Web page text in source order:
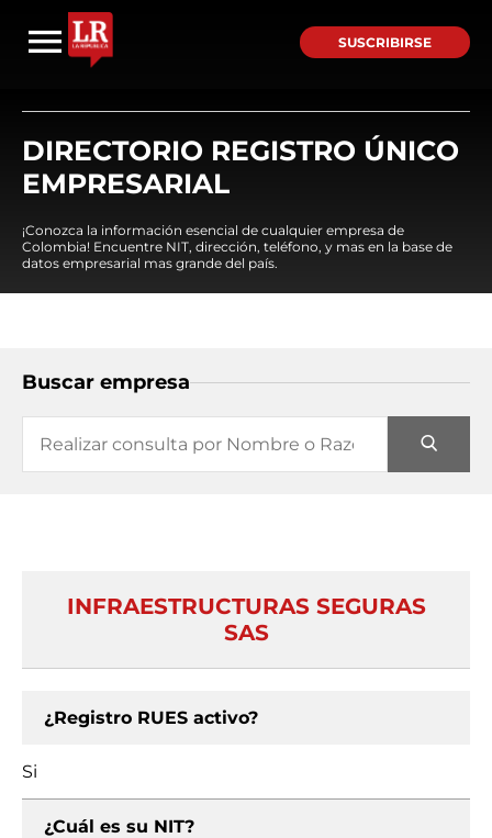
SUSCRIBIRSE
DIRECTORIO REGISTRO ÚNICO
EMPRESARIAL
¡Conozca la información esencial de cualquier empresa de
Colombia! Encuentre NIT, dirección, teléfono, y mas en la base de
datos empresarial mas grande del país.
Buscar empresa
INFRAESTRUCTURAS SEGURAS
SAS
¿Registro RUES activo?
Si
¿Cuál es su NIT?